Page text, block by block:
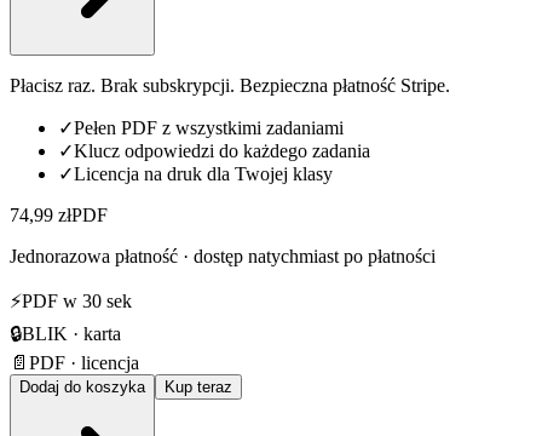
Płacisz raz. Brak subskrypcji. Bezpieczna płatność Stripe.
✓Pełen PDF z wszystkimi zadaniami
✓Klucz odpowiedzi do każdego zadania
✓Licencja na druk dla Twojej klasy
74,99 złPDF
Jednorazowa płatność · dostęp natychmiast po płatności
⚡PDF w 30 sek
🔒BLIK · karta
📄 PDF · licencja
Dodaj do koszyka Kup teraz